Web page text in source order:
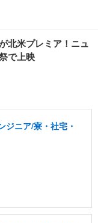
北米プレミア！ニュ
で上映
ジニア/寮・社宅・